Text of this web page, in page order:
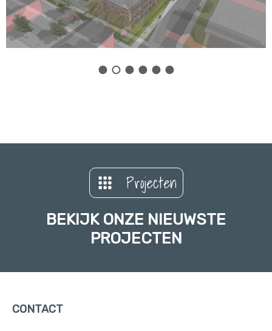
Projecten
BEKIJK ONZE NIEUWSTE
PROJECTEN
CONTACT